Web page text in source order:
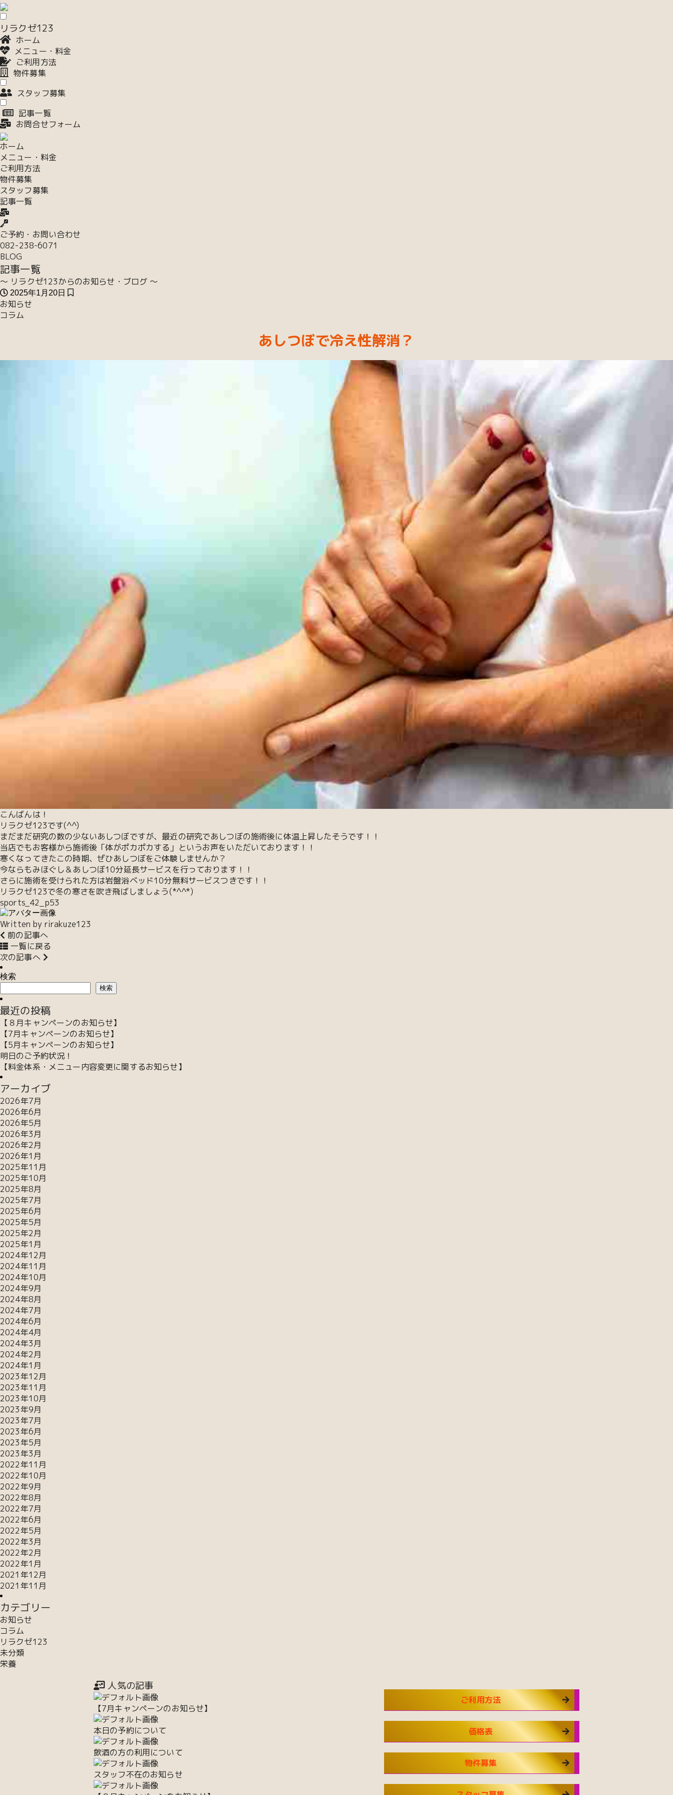
リラクゼ123
ホーム
メニュー・料金
ご利用方法
物件募集
スタッフ募集
記事一覧
お問合せフォーム
ホーム
メニュー・料金
ご利用方法
物件募集
スタッフ募集
記事一覧
ご予約・お問い合わせ
082-238-6071
BLOG
記事一覧
～ リラクゼ123からのお知らせ・ブログ ～
2025年1月20日
お知らせ
コラム
あしつぼで冷え性解消？
こんばんは！
リラクゼ123です(^^)
まだまだ研究の数の少ないあしつぼですが、最近の研究であしつぼの施術後に体温上昇したそうです！！
当店でもお客様から施術後「体がポカポカする」というお声をいただいております！！
寒くなってきたこの時期、ぜひあしつぼをご体験しませんか？
今ならもみほぐし＆あしつぼ10分延長サービスを行っております！！
さらに施術を受けられた方は岩盤浴ベッド10分無料サービスつきです！！
リラクゼ123で冬の寒さを吹き飛ばしましょう(*^^*)
sports_42_p53
Written by rirakuze123
前の記事へ
一覧に戻る
次の記事へ
検索
検索
最近の投稿
【８月キャンペーンのお知らせ】
【7月キャンペーンのお知らせ】
【5月キャンペーンのお知らせ】
明日のご予約状況！
【料金体系・メニュー内容変更に関するお知らせ】
アーカイブ
2026年7月
2026年6月
2026年5月
2026年3月
2026年2月
2026年1月
2025年11月
2025年10月
2025年8月
2025年7月
2025年6月
2025年5月
2025年2月
2025年1月
2024年12月
2024年11月
2024年10月
2024年9月
2024年8月
2024年7月
2024年6月
2024年4月
2024年3月
2024年2月
2024年1月
2023年12月
2023年11月
2023年10月
2023年9月
2023年7月
2023年6月
2023年5月
2023年3月
2022年11月
2022年10月
2022年9月
2022年8月
2022年7月
2022年6月
2022年5月
2022年3月
2022年2月
2022年1月
2021年12月
2021年11月
カテゴリー
お知らせ
コラム
リラクゼ123
未分類
栄養
人気の記事
【7月キャンペーンのお知らせ】
本日の予約について
飲酒の方の利用について
スタッフ不在のお知らせ
ご利用方法
価格表
物件募集